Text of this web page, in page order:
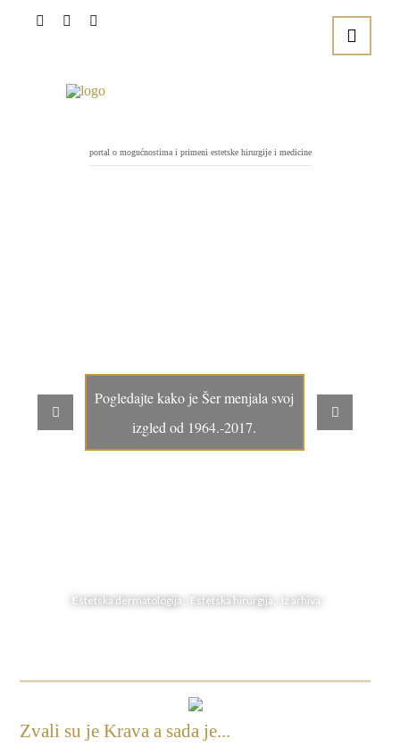
portal o mogućnostima i primeni estetske hirurgije i medicine
Pogledajte kako je Šer menjala svoj
izgled od 1964.-2017.
Estetska dermatologija, Estetska hirurgija, Iz arhiva
Zvali su je Krava a sada je...